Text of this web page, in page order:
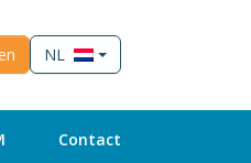
NL
Contact